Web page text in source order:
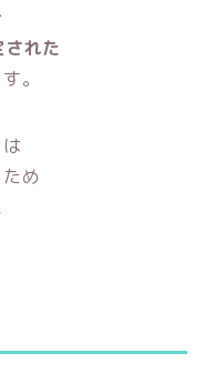
れた
。
め